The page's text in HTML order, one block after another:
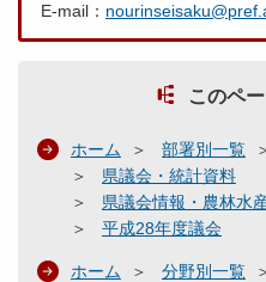
E-mail：
このペ
ホーム 部署別一覧
県議会・統計資料
県議会情報・農林水
平成28年度議会
ホーム 分野別一覧